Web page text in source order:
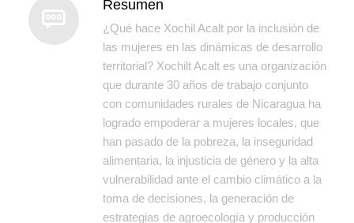
Resumen
¿Qué hace Xochil Acalt por la inclusión de
las mujeres en las dinámicas de desarrollo
territorial? Xochilt Acalt es una organización
que durante 30 años de trabajo conjunto
con comunidades rurales de Nicaragua ha
logrado empoderar a mujeres locales, que
han pasado de la pobreza, la inseguridad
alimentaria, la injusticia de género y la alta
vulnerabilidad ante el cambio climático a la
toma de decisiones, la generación de
estrategias de agroecología y producción